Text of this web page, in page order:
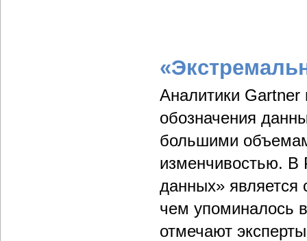
Аналитики Gartner
обозначения
большими
изменчивостью. В
данных» является
чем упоминалось
отмечают